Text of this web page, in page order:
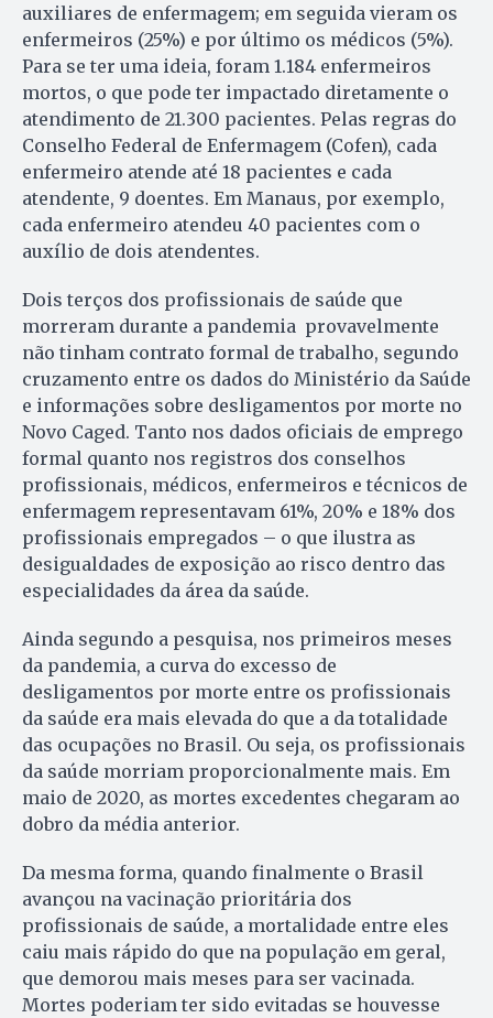
auxiliares de enfermagem; em seguida vieram os
enfermeiros (25%) e por último os médicos (5%).
Para se ter uma ideia, foram 1.184 enfermeiros
mortos, o que pode ter impactado diretamente o
atendimento de 21.300 pacientes. Pelas regras do
Conselho Federal de Enfermagem (Cofen), cada
enfermeiro atende até 18 pacientes e cada
atendente, 9 doentes. Em Manaus, por exemplo,
cada enfermeiro atendeu 40 pacientes com o
auxílio de dois atendentes.
Dois terços dos profissionais de saúde que
morreram durante a pandemia provavelmente
não tinham contrato formal de trabalho, segundo
cruzamento entre os dados do Ministério da Saúde
e informações sobre desligamentos por morte no
Novo Caged. Tanto nos dados oficiais de emprego
formal quanto nos registros dos conselhos
profissionais, médicos, enfermeiros e técnicos de
enfermagem representavam 61%, 20% e 18% dos
profissionais empregados – o que ilustra as
desigualdades de exposição ao risco dentro das
especialidades da área da saúde.
Ainda segundo a pesquisa, nos primeiros meses
da pandemia, a curva do excesso de
desligamentos por morte entre os profissionais
da saúde era mais elevada do que a da totalidade
das ocupações no Brasil. Ou seja, os profissionais
da saúde morriam proporcionalmente mais. Em
maio de 2020, as mortes excedentes chegaram ao
dobro da média anterior.
Da mesma forma, quando finalmente o Brasil
avançou na vacinação prioritária dos
profissionais de saúde, a mortalidade entre eles
caiu mais rápido do que na população em geral,
que demorou mais meses para ser vacinada.
Mortes poderiam ter sido evitadas se houvesse